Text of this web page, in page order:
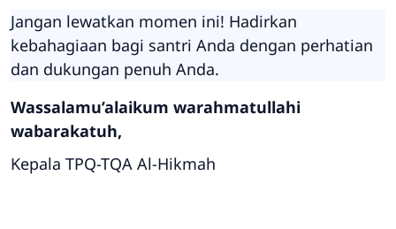
Jangan lewatkan momen ini! Hadirkan
kebahagiaan bagi santri Anda dengan perhatian
dan dukungan penuh Anda.
Wassalamu’alaikum warahmatullahi
wabarakatuh,
Kepala TPQ-TQA Al-Hikmah